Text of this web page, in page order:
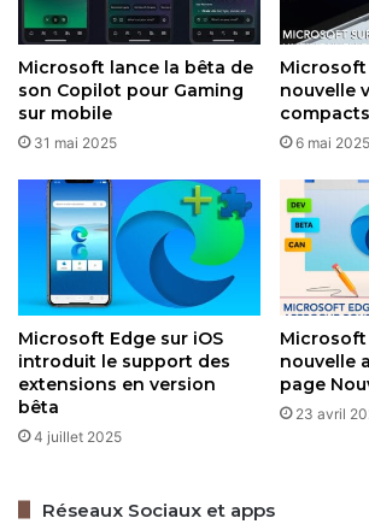
pourrait faire gagner jusqu’à 15 % de
analytiques en entreprise.
Cela dit, Copilot a ses limites. Il ne peut
des données hors de votre fichier Excel
aussi son usage pour des calculs
budgets critiques, à cause de possibles
Pour l’instant en bêta, Copilot devrait
tous les abonnésMicrosoft 365. À
intégrer des sources externes ou
attendant, ces formules dopées à l’IA
plus simple et rapide, parfait pour gagner
quotidien.
Microsoft lance la bêta de
son Copilot pour Gaming
sur mobile
31 mai 2025
Microsoft
nouvelle
compacts
6 mai 2025
Microsoft Edge sur iOS
introduit le support des
extensions en version
bêta
4 juillet 2025
Microsoft
nouvelle
page
23 avril
Réseaux Sociaux et apps